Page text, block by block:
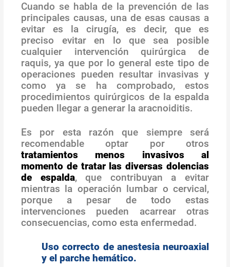
Cuando se habla de la prevención de las
principales causas, una de esas causas a
evitar es la cirugía, es decir, que es
preciso evitar en lo que sea posible
cualquier intervención quirúrgica de
raquis, ya que por lo general este tipo de
operaciones pueden resultar invasivas y
como ya se ha comprobado, estos
procedimientos quirúrgicos de la espalda
pueden llegar a generar la aracnoiditis.
Es por esta razón que siempre será
recomendable optar por otros
tratamientos menos invasivos al
momento de tratar las diversas dolencias
de espalda, que contribuyan a evitar
mientras la operación lumbar o cervical,
porque a pesar de todo estas
intervenciones pueden acarrear otras
consecuencias, como esta enfermedad.
Uso correcto de anestesia neuroaxial
y el parche hemático.